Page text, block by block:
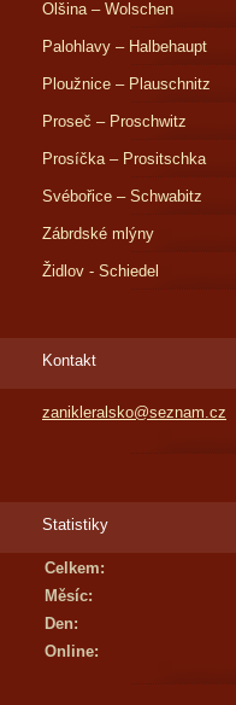
Olšina – Wolschen
Palohlavy – Halbehaupt
Ploužnice – Plauschnitz
Proseč – Proschwitz
Prosíčka – Prositschka
Svébořice – Schwabitz
Zábrdské mlýny
Židlov - Schiedel
Kontakt
zanikleralsko@seznam.cz
Statistiky
Online:
Celkem:
Měsíc:
Den: